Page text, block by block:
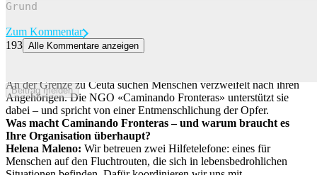
Beitrag melden
Zum Kommentar
193 Alle Kommentare anzeigen
An der Grenze zu Ceuta suchen Menschen verzweifelt nach ihren
Angehörigen. Die NGO «Caminando Fronteras» unterstützt sie
dabei – und spricht von einer Entmenschlichung der Opfer.
Was macht Caminando Fronteras – und warum braucht es
Ihre Organisation überhaupt?
Helena Maleno: Wir betreuen zwei Hilfetelefone: eines für
Menschen auf den Fluchtrouten, die sich in lebensbedrohlichen